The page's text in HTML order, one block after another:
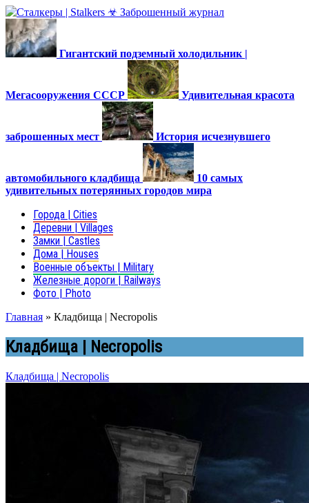
Гигантский подземный холодильник |
Мегасооружения СССР Удивительная красота
заброшенных мест История исчезнувшего
автомобильного кладбища
10 самых
удивительных потерянных городов мира
Города | Cities
Деревни | Villages
Замки | Castles
Дома | Houses
Военные объекты | Military
Железные дороги | Railways
Фото | Photo
Главная » Кладбища | Necropolis
Кладбища | Necropolis
Кладбища | Necropolis